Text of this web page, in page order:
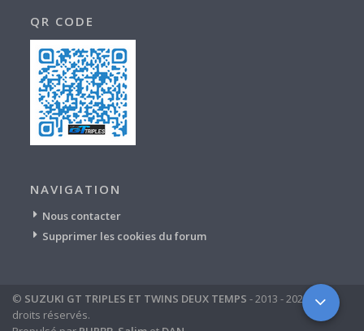
QR CODE
NAVIGATION
Nous contacter
Supprimer les cookies du forum
© SUZUKI GT TRIPLES ET TWINS DEUX TEMPS - 2013 - 2024 - tous
droits réservés.